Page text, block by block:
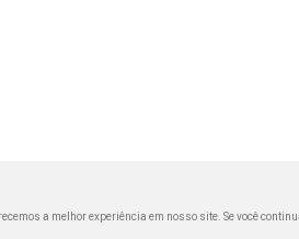
a melhor experiência em nosso site. Se você